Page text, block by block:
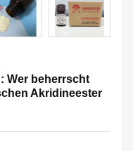
Wer beherrscht
Akridineester